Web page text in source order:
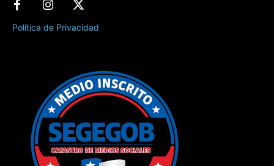
Política de Privacidad